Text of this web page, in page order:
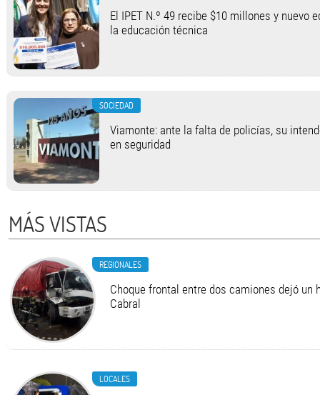
El IPET N.º 49 recibe $10 millones y nuevo
la educación técnica
SOCIEDAD
Viamonte: ante la falta de policías, su
en seguridad
MÁS VISTAS
REGIONALES
Choque frontal entre dos camiones dejó un
Cabral
LOCALES